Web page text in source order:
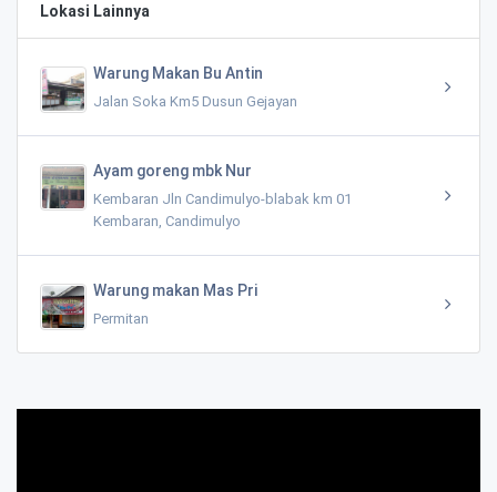
Lokasi Lainnya
Warung Makan Bu Antin
Jalan Soka Km5 Dusun Gejayan
Ayam goreng mbk Nur
Kembaran Jln Candimulyo-blabak km 01
Kembaran, Candimulyo
Warung makan Mas Pri
Permitan